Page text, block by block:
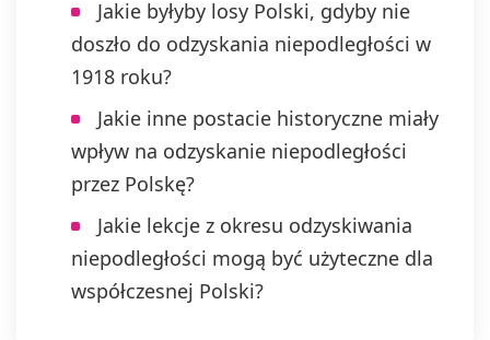
Jakie byłyby losy Polski, gdyby nie
doszło do odzyskania niepodległości w
1918 roku?
Jakie inne postacie historyczne miały
wpływ na odzyskanie niepodległości
przez Polskę?
Jakie lekcje z okresu odzyskiwania
niepodległości mogą być użyteczne dla
współczesnej Polski?